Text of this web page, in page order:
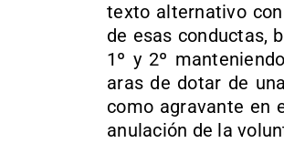
texto alternativo
de esas conductas,
1º y 2º
aras de dotar de
como agravante en
anulación de la